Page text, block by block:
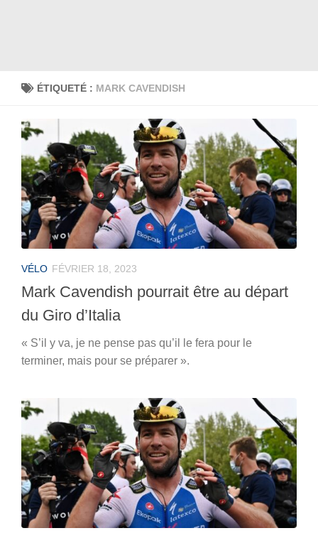
ÉTIQUETÉ : MARK CAVENDISH
VÉLO FÉVRIER 18, 2023
Mark Cavendish pourrait être au départ
du Giro d’Italia
« S’il y va, je ne pense pas qu’il le fera pour le
terminer, mais pour se préparer ».